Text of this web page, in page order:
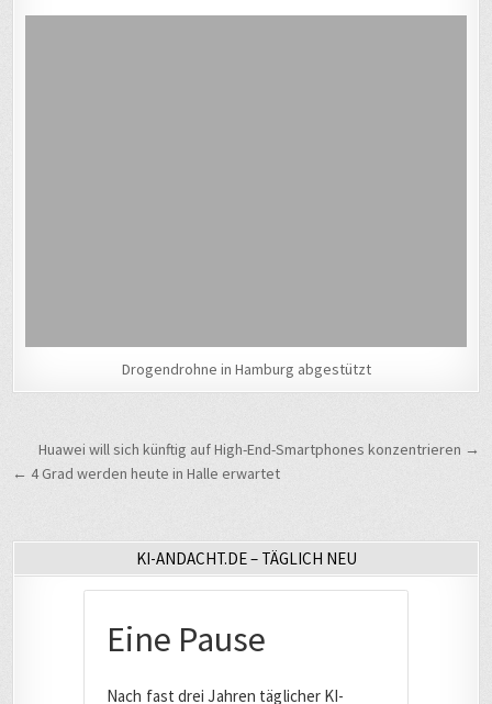
Drogendrohne in Hamburg abgestützt
Beitragsnavigation
Huawei will sich künftig auf High-End-Smartphones konzentrieren →
← 4 Grad werden heute in Halle erwartet
KI-ANDACHT.DE – TÄGLICH NEU